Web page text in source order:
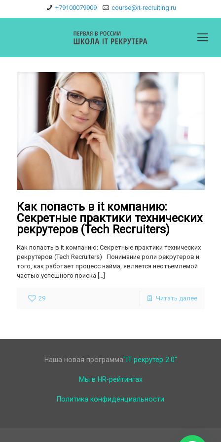
+79100079909 course@it-recruiting.ru
Как попасть в it компанию:
Секретные практики технических
рекрутеров (Tech Recruiters)
Как попасть в it компанию: Секретные практики технических
рекрутеров (Tech Recruiters) Понимание роли рекрутеров и
того, как работает процесс найма, является неотъемлемой
частью успешного поиска
29 Читать далее
Наша новая программа"IT-рекрутер 2.0"
Мы в HR-рейтингах
Политика конфиденциальности